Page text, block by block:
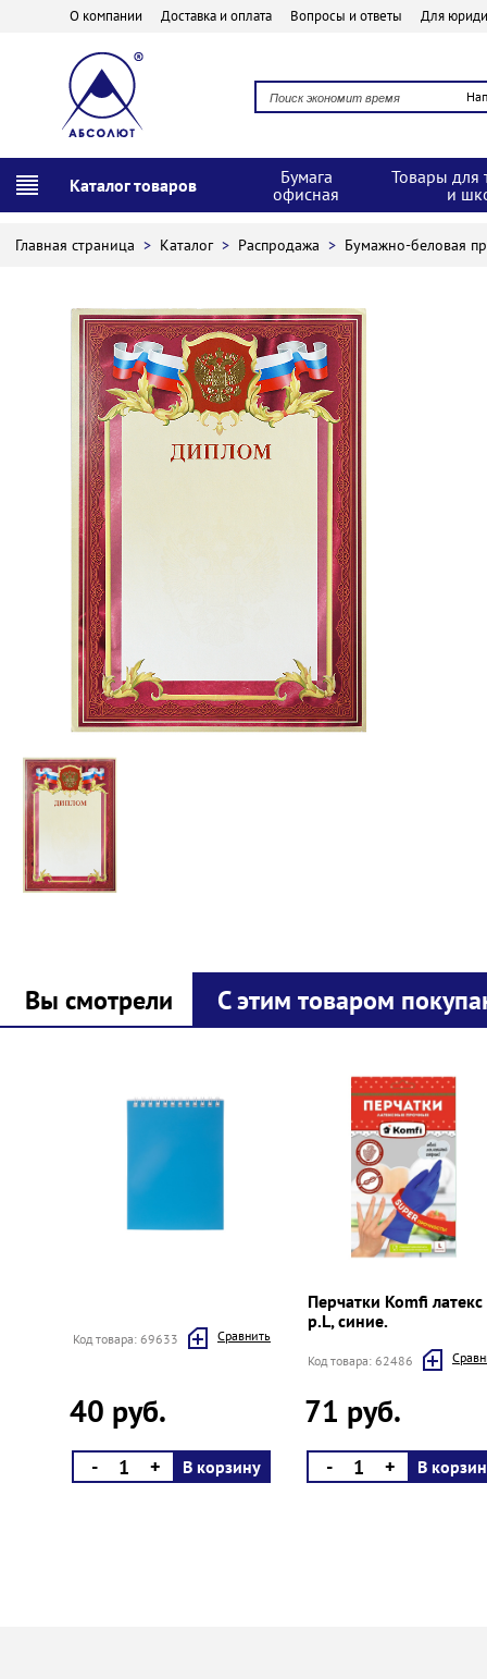
О компании Доставка и оплата Вопросы и ответы Для
Каталог товаров
Бумага
офисная
Товары для
и
Главная страница > Каталог > Распродажа > Бумажно-беловая
Вы смотрели С этим товаром
Код товара: 69633 Cравнить
40 руб.
- + В корзину
Перчатки Komfi латекс
р.L, синие.
Код товара: 62486
71 руб.
- + В